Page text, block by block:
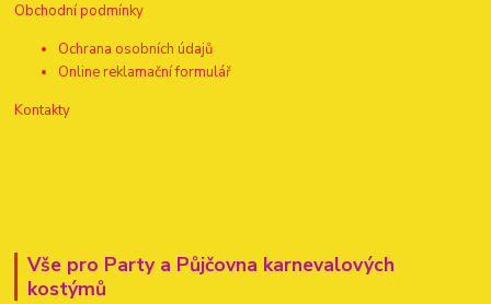
Obchodní podmínky
Ochrana osobních údajů
Online reklamační formulář
Kontakty
Vše pro Party a Půjčovna karnevalových
kostýmů